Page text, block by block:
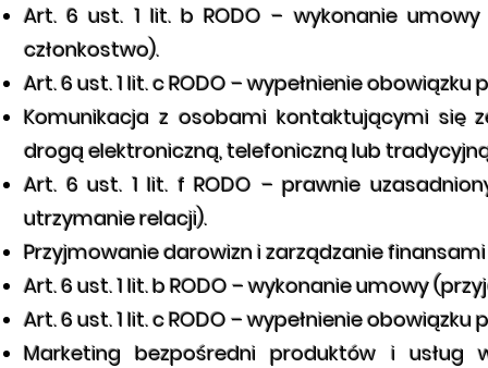
Art. 6 ust. 1 lit. b RODO – wykonanie
członkostwo).
Art. 6 ust. 1 lit. c RODO – wypełnienie
Komunikacja z osobami kontaktującymi się
drogą elektroniczną, telefoniczną lub
Art. 6 ust. 1 lit. f RODO – prawnie
utrzymanie relacji).
Przyjmowanie darowizn i zarządzanie
Art. 6 ust. 1 lit. b RODO – wykonanie umowy
Art. 6 ust. 1 lit. c RODO – wypełnienie
Marketing bezpośredni produktów i usług